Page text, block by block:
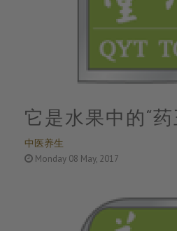
中医养生
它是水果中的“药
10个苹果！
Monday 08 May, 2017